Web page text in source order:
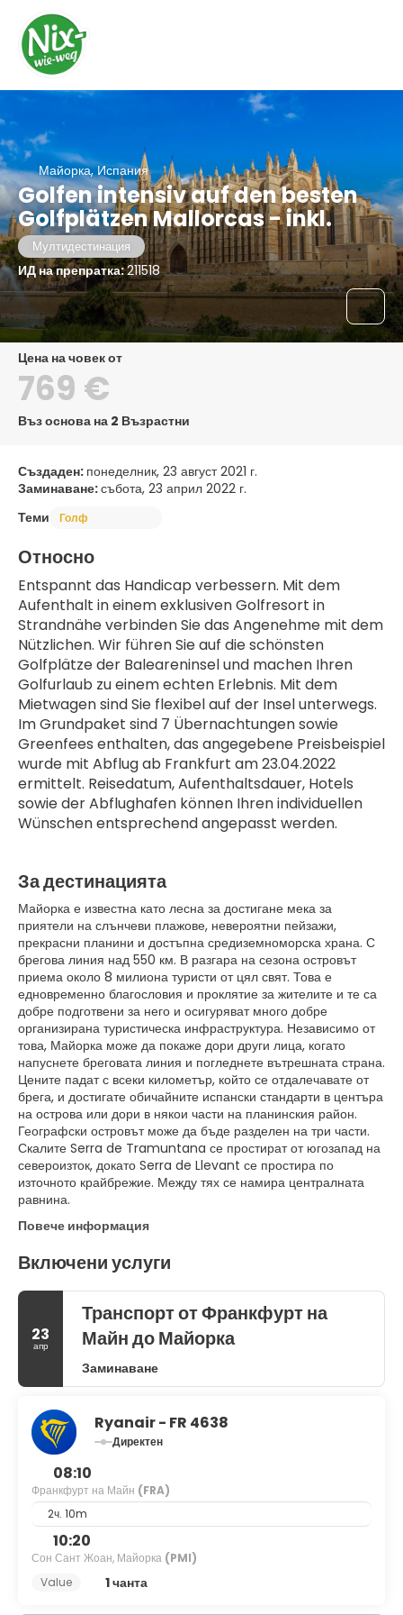
Майорка, Испания
Golfen intensiv auf den besten
Golfplätzen Mallorcas - inkl.
Мултидестинация
ИД на препратка:211518
цена на човек от
769 €
Въз основа на 2 Възрастни
Създаден: понеделник, 23 август 2021 г.
Заминаване:събота, 23 април 2022 г.
Теми
Голф
Относно
Entspannt das Handicap verbessern. Mit dem
Aufenthalt in einem exklusiven Golfresort in
Strandnähe verbinden Sie das Angenehme mit dem
Nützlichen. Wir führen Sie auf die schönsten
Golfplätze der Baleareninsel und machen Ihren
Golfurlaub zu einem echten Erlebnis. Mit dem
Mietwagen sind Sie flexibel auf der Insel unterwegs.
Im Grundpaket sind 7 Übernachtungen sowie
Greenfees enthalten, das angegebene Preisbeispiel
wurde mit Abflug ab Frankfurt am 23.04.2022
ermittelt. Reisedatum, Aufenthaltsdauer, Hotels
sowie der Abflughafen können Ihren individuellen
Wünschen entsprechend angepasst werden.
За дестинацията
Майорка е известна като лесна за достигане мека за
приятели на слънчеви плажове, невероятни пейзажи,
прекрасни планини и достъпна средиземноморска храна. С
брегова линия над 550 км. В разгара на сезона островът
приема около 8 милиона туристи от цял свят. Това е
едновременно благословия и проклятие за жителите и те са
добре подготвени за него и осигуряват много добре
организирана туристическа инфраструктура. Независимо от
това, Майорка може да покаже дори други лица, когато
напуснете бреговата линия и погледнете вътрешната страна.
Цените падат с всеки километър, който се отдалечавате от
брега, и достигате обичайните испански стандарти в центъра
на острова или дори в някои части на планинския район.
Географски островът може да бъде разделен на три части.
Скалите Serra de Tramuntana се простират от югозапад на
североизток, докато Serra de Llevant се простира по
източното крайбрежие. Между тях се намира централната
равнина.
Повече информация
Включени услуги
23
апр
Транспорт от Франкфурт на
Майн до Майорка
Заминаване
Ryanair - FR 4638
Директен
08:10
Франкфурт на Майн (FRA)
2ч. 10m
10:20
Сон Сант Жоан, Майорка (PMI)
Value
1 чанта